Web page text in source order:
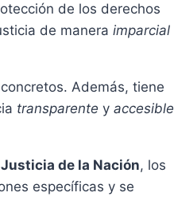
de los derechos
de manera imparcial
Además, tiene
transparente y accesible
de la Nación, los
específicas y se